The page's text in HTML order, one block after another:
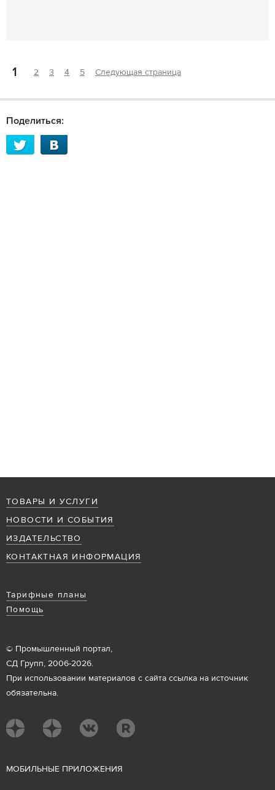
1 2 3 4 5 Следующая страница
Поделиться:
ТОВАРЫ И УСЛУГИ
НОВОСТИ И СОБЫТИЯ
ИЗДАТЕЛЬСТВО
КОНТАКТНАЯ ИНФОРМАЦИЯ
Тарифные планы
Помощь
© Промышленный портал,
СД Групп, 2006-2026.
При использовании материалов с сайта ссылка на источник
обязательна.
МОБИЛЬНЫЕ ПРИЛОЖЕНИЯ